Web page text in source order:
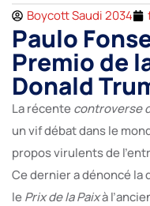
Boycott Saudi 2034
Paulo
Premio de
Donald
La récentecontroverse
un vif débat dans le
propos virulents de
Ce dernier a dénoncé la
lePrix de la Paixà